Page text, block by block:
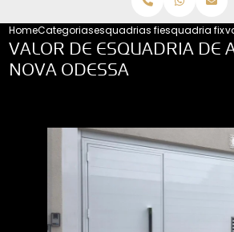
HomeCategoriasesquadrias fixasesquadria fixa
VALOR DE ESQUADRIA DE
NOVA ODESSA